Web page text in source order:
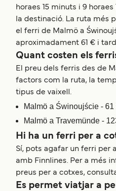
horaes 15 minuts i 9
la destinació. La ruta més
el ferri de Malmö a
aproximadament 61 € i
Quant costen els
El preu dels ferris des de
factors com la ruta, la
tipus de vaixell.
Malmö a Świnoujście - 61
Malmö a Travemünde -
Hi ha un ferri per a
Sí, pots agafar un ferri per
amb Finnlines. Per a més
preus per a cotxes,
Es permet viatjar a